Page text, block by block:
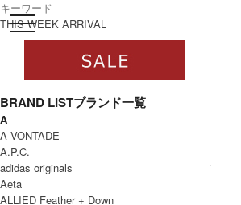
toggle navigation
ログイン
すべて
WOMEN
WOMEN ALL ITEM
/ ワンピース
SKIRT
THIS WEEK ARRIVAL
BRAND LISTブランド一覧
A
A VONTADE
A.P.C.
adidas originals
Aeta
ALLIED Feather + Down